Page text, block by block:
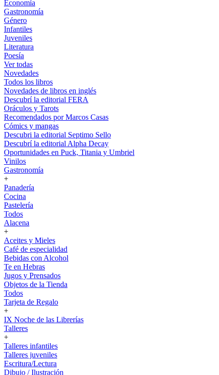
Economía
Gastronomía
Género
Infantiles
Juveniles
Literatura
Poesía
Ver todas
Novedades
Todos los libros
Novedades de libros en inglés
Descubrí la editorial FERA
Oráculos y Tarots
Recomendados por Marcos Casas
Cómics y mangas
Descubri la editorial Septimo Sello
Descubrí la editorial Alpha Decay
Oportunidades en Puck, Titania y Umbriel
Vinilos
Gastronomía
+
Panadería
Cocina
Pastelería
Todos
Alacena
+
Aceites y Mieles
Café de especialidad
Bebidas con Alcohol
Te en Hebras
Jugos y Prensados
Objetos de la Tienda
Todos
Tarjeta de Regalo
+
IX Noche de las Librerías
Talleres
+
Talleres infantiles
Talleres juveniles
Escritura/Lectura
Dibujo / Ilustración